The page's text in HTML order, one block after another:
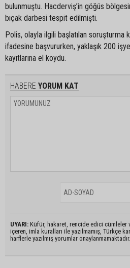
bulunmuştu. Hacderviş’in göğüs
bıçak darbesi tespit edilmişti.
Polis, olayla ilgili başlatılan soruşturma
ifadesine başvururken, yaklaşık 200
kayıtlarına el koydu.
HABERE YORUM KAT
UYARI: Küfür, hakaret, rencide edici cümleler
içeren, imla kuralları ile yazılmamış, Türkçe
harflerle yazılmış yorumlar onaylanmamaktadır.